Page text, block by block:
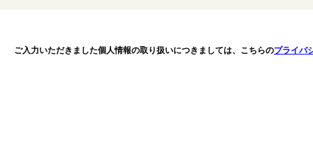
ご入力いただきました個人情報の取り扱いにつきましては、こちらのプライバ